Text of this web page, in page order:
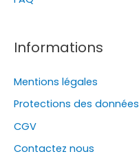
Informations
Mentions légales
Protections des données
CGV
Contactez nous